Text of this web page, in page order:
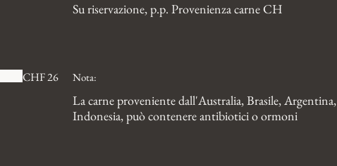
Su riservazione, p.p. Provenienza carne CH
CHF 26 Nota:
La carne proveniente dall'Australia, Brasile, Argentina,
Indonesia, può contenere antibiotici o ormoni